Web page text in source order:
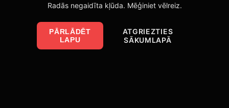
Radās negaidīta kļūda. Mēģiniet vēlreiz.
PĀRLĀDĒT
LAPU
ATGRIEZTIES
SĀKUMLAPĀ